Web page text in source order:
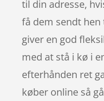
til din adresse,
få dem sendt
giver en god
med at stå i kø i
efterhånden ret
køber online så